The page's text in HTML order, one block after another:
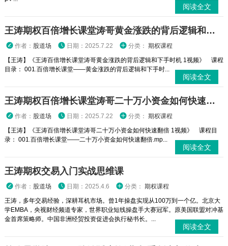
阅读全文
王涛期权百倍增长课堂涛哥黄金涨跌的背后逻辑和下手时机 1视频
作者： 股道场 日期：2025.7.22 分类： 期权课程
【王涛】《王涛百倍增长课堂涛哥黄金涨跌的背后逻辑和下手时机 1视频》 课程
目录： 001.百倍增长课堂——黄金涨跌的背后逻辑和下手时...
阅读全文
王涛期权百倍增长课堂涛哥二十万小资金如何快速翻倍 1视频
作者： 股道场 日期：2025.7.22 分类： 期权课程
【王涛】《王涛百倍增长课堂涛哥二十万小资金如何快速翻倍 1视频》 课程目
录： 001.百倍增长课堂——二十万小资金如何快速翻倍.mp...
阅读全文
王涛期权交易入门实战思维课
作者： 股道场 日期：2025.4.6 分类： 期权课程
王涛，多年交易经验，深耕耳机市场。曾1年操盘实现从100万到一个亿。北京大
学EMBA，央视财经频道专家，世界职业短线操盘手大赛冠军。原美国联盟对冲基
金首席策略师。中国非洲经贸投资促进会执行秘书长。...
阅读全文